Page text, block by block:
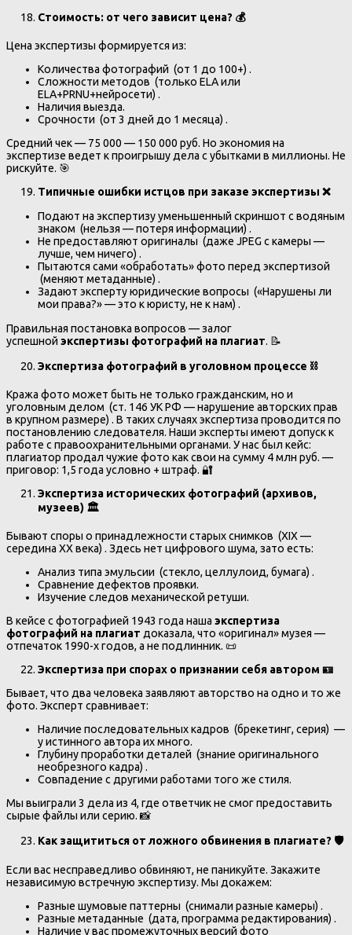
Стоимость: от чего зависит цена? 💰
Цена экспертизы формируется из:
Количества фотографий (от 1 до 100+) .
Сложности методов (только ELA или
ELA+PRNU+нейросети) .
Наличия выезда.
Срочности (от 3 дней до 1 месяца) .
Средний чек — 75 000 — 150 000 руб. Но экономия на
экспертизе ведет к проигрышу дела с убытками в миллионы. Не
рискуйте. 🎯
Типичные ошибки истцов при заказе экспертизы ❌
Подают на экспертизу уменьшенный скриншот с водяным
знаком (нельзя — потеря информации) .
Не предоставляют оригиналы (даже JPEG с камеры —
лучше, чем ничего) .
Пытаются сами «обработать» фото перед экспертизой
(меняют метаданные) .
Задают эксперту юридические вопросы («Нарушены ли
мои права?» — это к юристу, не к нам) .
Правильная постановка вопросов — залог
успешной экспертизы фотографий на плагиат. 📝
Экспертиза фотографий в уголовном процессе ⛓️
Кража фото может быть не только гражданским, но и
уголовным делом (ст. 146 УК РФ — нарушение авторских прав
в крупном размере) . В таких случаях экспертиза проводится по
постановлению следователя. Наши эксперты имеют допуск к
работе с правоохранительными органами. У нас был кейс:
плагиатор продал чужие фото как свои на сумму 4 млн руб. —
приговор: 1,5 года условно + штраф. 🔐
Экспертиза исторических фотографий (архивов,
музеев) 🏛
Бывают споры о принадлежности старых снимков (XIX —
середина XX века) . Здесь нет цифрового шума, зато есть:
Анализ типа эмульсии (стекло, целлулоид, бумага) .
Сравнение дефектов проявки.
Изучение следов механической ретуши.
В кейсе с фотографией 1943 года наша экспертиза
фотографий на плагиат доказала, что «оригинал» музея —
отпечаток 1990-х годов, а не подлинник. 📜
Экспертиза при спорах о признании себя автором 🪪
Бывает, что два человека заявляют авторство на одно и то же
фото. Эксперт сравнивает:
Наличие последовательных кадров (брекетинг, серия) —
у истинного автора их много.
Глубину проработки деталей (знание оригинального
необрезного кадра) .
Совпадение с другими работами того же стиля.
Мы выиграли 3 дела из 4, где ответчик не смог предоставить
сырые файлы или серию. 📸
Как защититься от ложного обвинения в плагиате? 🛡
Если вас несправедливо обвиняют, не паникуйте. Закажите
независимую встречную экспертизу. Мы докажем:
Разные шумовые паттерны (снимали разные камеры) .
Разные метаданные (дата, программа редактирования) .
Наличие у вас промежуточных версий фото